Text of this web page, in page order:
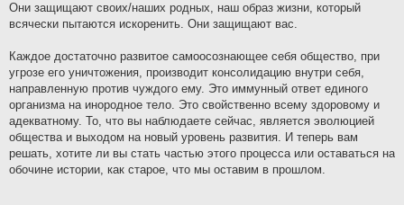
Они защищают своих/наших родных, наш образ жизни, который
всячески пытаются искоренить. Они защищают вас.
Каждое достаточно развитое самоосознающее себя общество, при
угрозе его уничтожения, производит консолидацию внутри себя,
направленную против чуждого ему. Это иммунный ответ единого
организма на инородное тело. Это свойственно всему здоровому и
адекватному. То, что вы наблюдаете сейчас, является эволюцией
общества и выходом на новый уровень развития. И теперь вам
решать, хотите ли вы стать частью этого процесса или оставаться на
обочине истории, как старое, что мы оставим в прошлом.